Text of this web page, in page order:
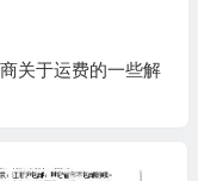
关于运费的一些解